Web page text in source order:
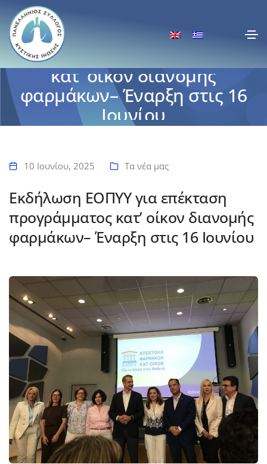
Εκδήλωση ΕΟΠΥΥ για
επέκταση προγράμματος
κατ’ οίκον διανομής
φαρμάκων– Έναρξη στις 16
Ιουνίου
φαρμάκων– Έναρξη στις 16 Ιουνίου
10 Ιουνίου, 2025 Τα νέα μας
Εκδήλωση ΕΟΠΥΥ για επέκταση
προγράμματος κατ’ οίκον διανομής
φαρμάκων– Έναρξη στις 16 Ιουνίου